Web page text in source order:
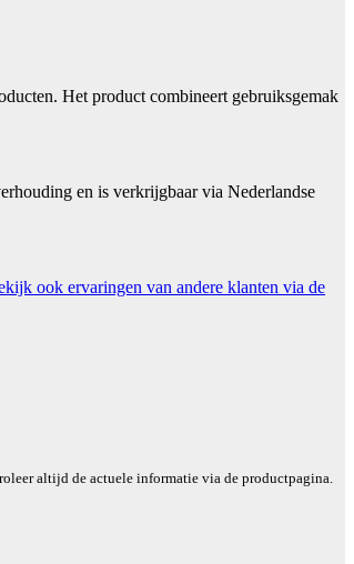
Het product combineert gebruiksgemak
en is verkrijgbaar via Nederlandse
ook ervaringen van andere klanten via de
altijd de actuele informatie via de productpagina.